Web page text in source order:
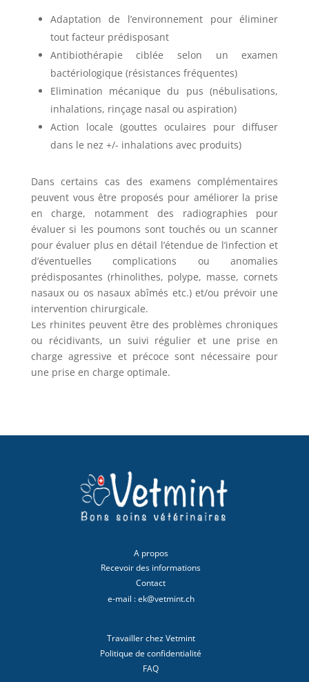
Adaptation de l’environnement pour éliminer
tout facteur prédisposant
Antibiothérapie ciblée selon un examen
bactériologique (résistances fréquentes)
Elimination mécanique du pus (nébulisations,
inhalations, rinçage nasal ou aspiration)
Action locale (gouttes oculaires pour diffuser
dans le nez +/- inhalations avec produits)
Dans certains cas des examens complémentaires
peuvent vous être proposés pour améliorer la prise
en charge, notamment des radiographies pour
évaluer si les poumons sont touchés ou un scanner
pour évaluer plus en détail l’étendue de l’infection et
d’éventuelles complications ou anomalies
prédisposantes (rhinolithes, polype, masse, cornets
nasaux ou os nasaux abîmés etc.) et/ou prévoir une
intervention chirurgicale.
Les rhinites peuvent être des problèmes chroniques
ou récidivants, un suivi régulier et une prise en
charge agressive et précoce sont nécessaire pour
une prise en charge optimale.
A propos
Recevoir des informations
Contact
e-mail : ek@vetmint.ch
Travailler chez Vetmint
Politique de confidentialité
FAQ